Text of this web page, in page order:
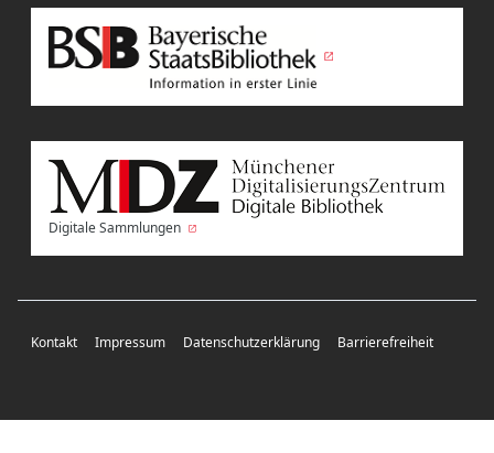
Digitale Sammlungen
Kontakt Impressum Datenschutzerklärung Barrierefreiheit